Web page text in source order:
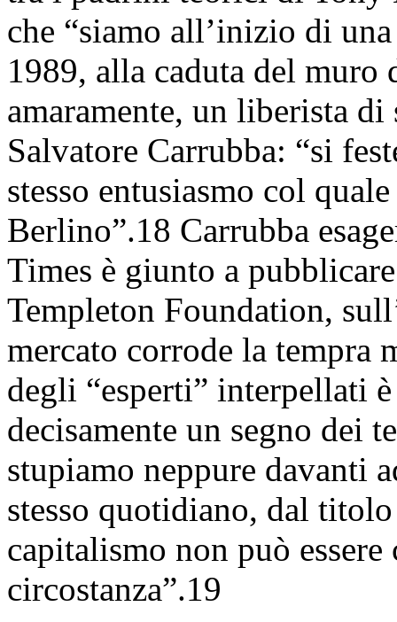
che “siamo all’inizio di
1989, alla caduta del
amaramente, un liberista di
Salvatore Carrubba: “si
stesso entusiasmo col
Berlino”.18 Carrubba
Times è giunto a
Templeton Foundation,
mercato corrode la tempra
degli “esperti” interpellati
decisamente un segno dei
stupiamo neppure davanti
stesso quotidiano, dal
capitalismo non può
circostanza”.19